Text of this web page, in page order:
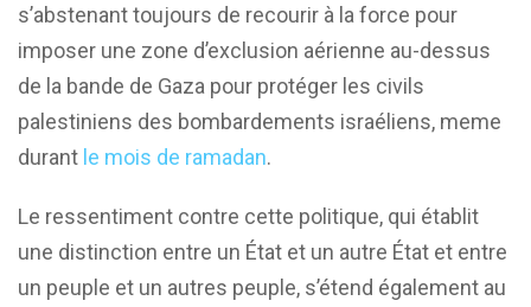
s’abstenant toujours de recourir à la force pour
imposer une zone d’exclusion aérienne au-dessus
de la bande de Gaza pour protéger les civils
palestiniens des bombardements israéliens, meme
durant le mois de ramadan.
Le ressentiment contre cette politique, qui établit
une distinction entre un État et un autre État et entre
un peuple et un autres peuple, s’étend également au